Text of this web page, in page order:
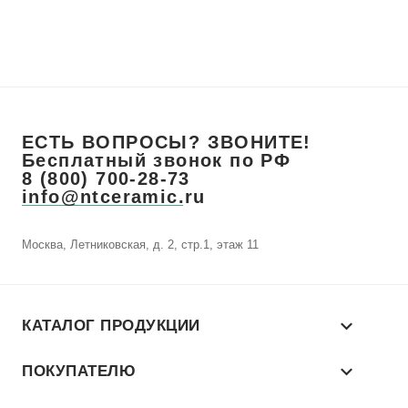
ЕСТЬ ВОПРОСЫ? ЗВОНИТЕ!
Бесплатный звонок по РФ
8 (800) 700-28-73
info@ntceramic.ru
Москва, Летниковская, д. 2, стр.1, этаж 11
КАТАЛОГ ПРОДУКЦИИ
ПОКУПАТЕЛЮ